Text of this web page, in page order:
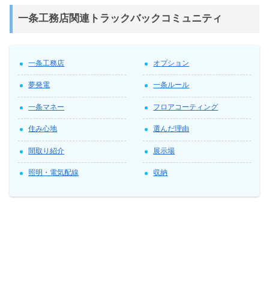
一条工務店関連トラックバックコミュニティ
一条工務店
夢発電
一条マネー
住み心地
間取り紹介
照明・電気配線
オプション
一条ルール
フロアコーティング
選んだ理由
展示場
収納